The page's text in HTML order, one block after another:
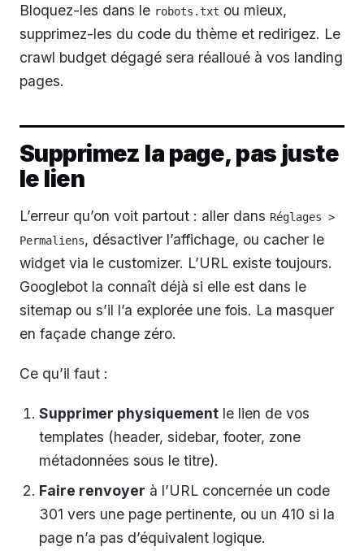
Bloquez-les dans le robots.txt ou mieux,
supprimez-les du code du thème et redirigez. Le
crawl budget dégagé sera réalloué à vos landing
pages.
Supprimez la page, pas juste
le lien
L’erreur qu’on voit partout : aller dans Réglages >
Permaliens, désactiver l’affichage, ou cacher le
widget via le customizer. L’URL existe toujours.
Googlebot la connaît déjà si elle est dans le
sitemap ou s’il l’a explorée une fois. La masquer
en façade change zéro.
Ce qu’il faut :
Supprimer physiquement le lien de vos
templates (header, sidebar, footer, zone
métadonnées sous le titre).
Faire renvoyer à l’URL concernée un code
301 vers une page pertinente, ou un 410 si la
page n’a pas d’équivalent logique.